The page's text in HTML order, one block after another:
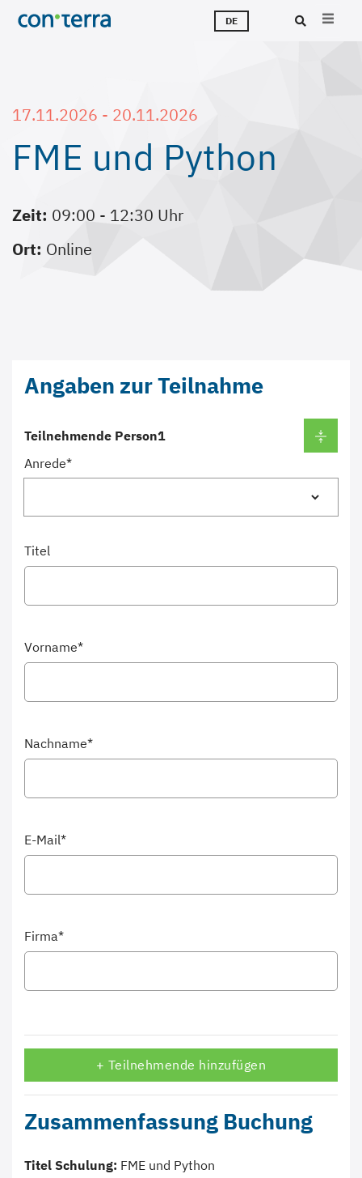
Direkt
zum
DE
17.11.2026 - 20.11.2026
FME und Python
Zeit: 09:00 - 12:30 Uhr
Ort: Online
Angaben zur Teilnahme
Teilnehmende Person
Anrede*
Titel
Vorname*
Nachname*
E-Mail*
Firma*
+ Teilnehmende hinzufügen
Zusammenfassung Buchung
Titel Schulung: FME und Python